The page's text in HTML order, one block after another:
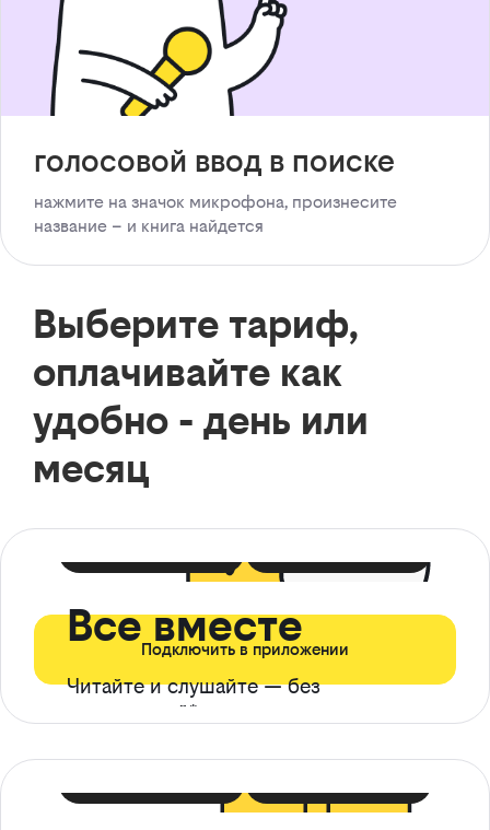
голосовой ввод в поиске
нажмите на значок микрофона, произнесите
название – и книга найдется
Выберите тариф,
оплачивайте как
удобно - день или
месяц
Все вместе
Читайте и слушайте — без
ограничений*
Подключить в приложении